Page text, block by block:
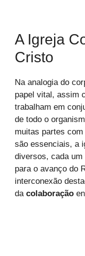
A Igreja
Cristo
Na analogia do
papel vital, assim
trabalham em
de todo o
muitas partes
são essenciais, a
diversos, cada um
para o avanço do
interconexão
da colaboração